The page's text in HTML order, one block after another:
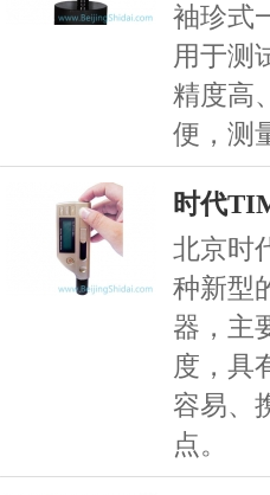
袖珍式
用于测
精度高
便，测
时代
北京时
种新型
器，主
度，具
容易、
点。